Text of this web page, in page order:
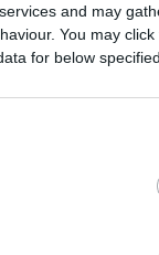
and may
You may
for below